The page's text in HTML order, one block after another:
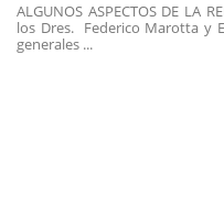
ALGUNOS ASPECTOS DE LA
los Dres. Federico Marotta y
generales ...